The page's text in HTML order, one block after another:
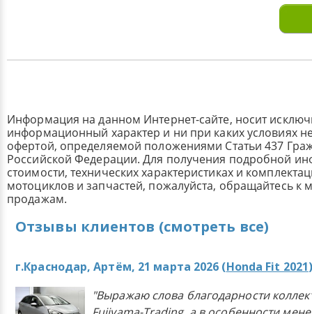
Информация на данном Интернет-сайте, носит
информационный характер и ни при каких условиях
офертой, определяемой положениями Статьи 437
Российской Федерации. Для получения подробной
стоимости, технических характеристиках и
мотоциклов и запчастей, пожалуйста, обращайтесь к
продажам.
Отзывы клиентов (смотреть все)
г.Краснодар, Артём, 21 марта 2026 (Honda Fit 2021
"Выражаю слова благодарности